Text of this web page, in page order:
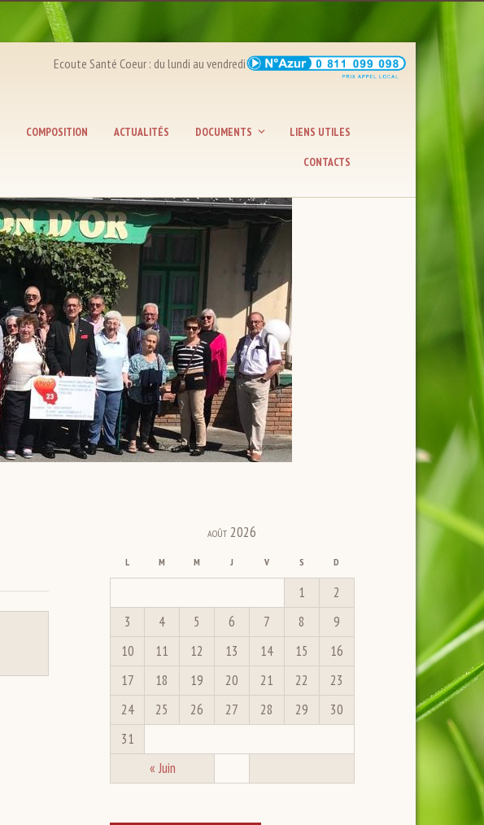
Ecoute Santé Coeur : du lundi au vendredi de 9H00 à 11H00 et de 18H00 à 20H00
COMPOSITION ACTUALITÉS DOCUMENTS LIENS UTILES
CONTACTS
août 2026
L M M J V S D
« Juin
1
2
3
4 5 6 7 8
9
10
11 12 13 14 15
16
17
18 19 20 21 22
23
24
25 26 27 28 29
30
31